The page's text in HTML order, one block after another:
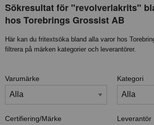
Sökresultat för "revolverlakrits"
hos Torebrings Grossist AB
Här kan du fritextsöka bland alla varor hos
filtrera på märken kategorier och leverantörer.
Varumärke Kategori
Certifiering/Märke Leverantör